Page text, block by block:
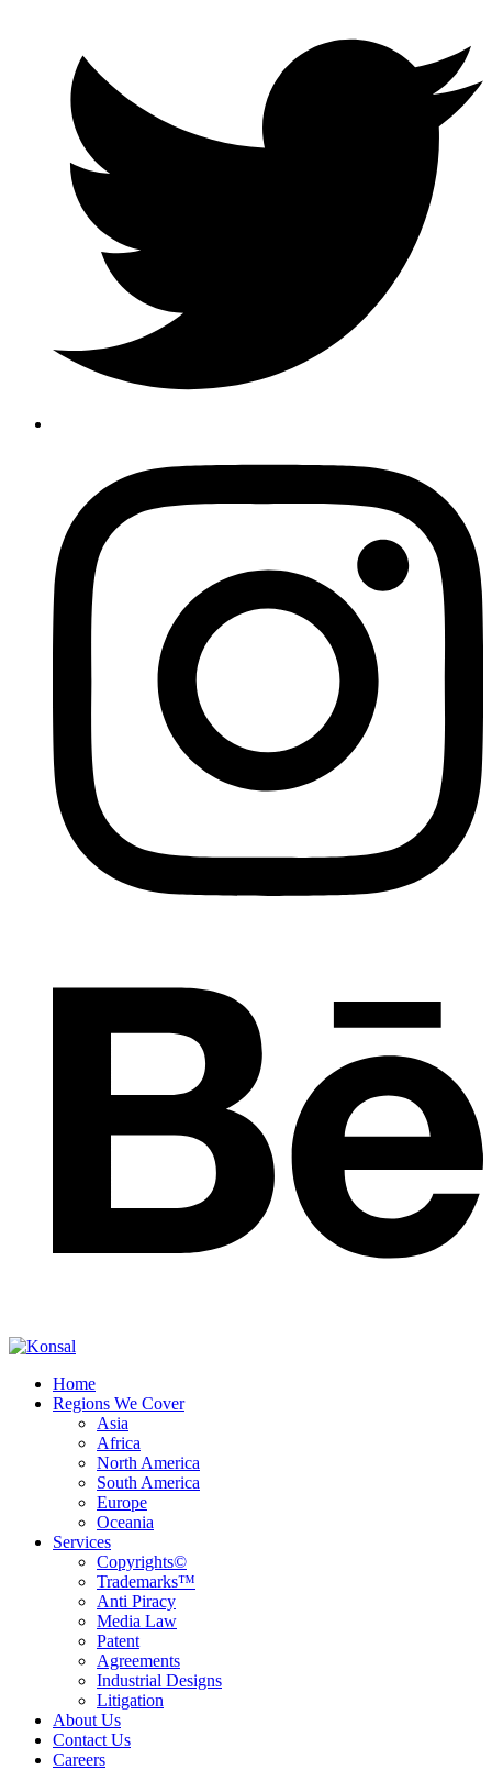
Home
Regions We Cover
Asia
Africa
North America
South America
Europe
Oceania
Services
Copyrights©
Trademarks™
Anti Piracy
Media Law
Patent
Agreements
Industrial Designs
Litigation
About Us
Contact Us
Careers